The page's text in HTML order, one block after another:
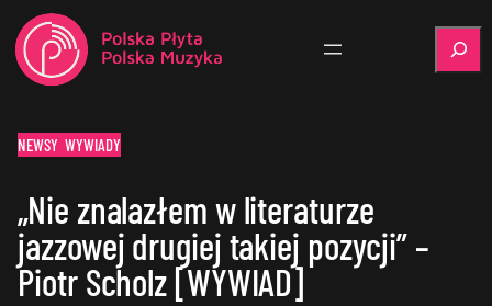
NEWSY WYWIADY
„Nie znalazłem w literaturze
jazzowej drugiej takiej pozycji” –
Piotr Scholz [WYWIAD]